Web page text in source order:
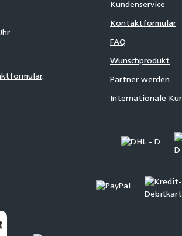
.
Kundenservice
Kontaktformular
FAQ
Wunschprodukt
Partner werden
Internationale